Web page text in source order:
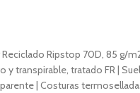
Ripstop 70D, 85 g/
y transpirable, tratado FR |
| Costuras